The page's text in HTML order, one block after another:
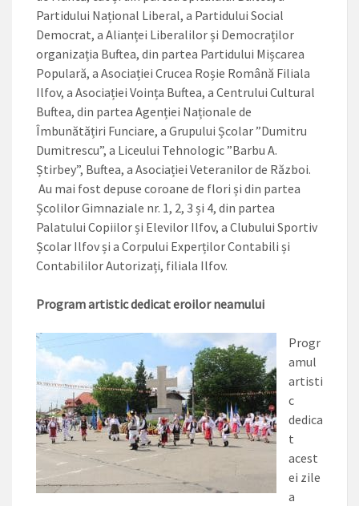
Partidului Național Liberal, a Partidului Social
Democrat, a Alianței Liberalilor și Democraților
organizația Buftea, din partea Partidului Mișcarea
Populară, a Asociației Crucea Roșie Română Filiala
Ilfov, a Asociației Voința Buftea, a Centrului Cultural
Buftea, din partea Agenției Naționale de
Îmbunătățiri Funciare, a Grupului Școlar ”Dumitru
Dumitrescu”, a Liceului Tehnologic ”Barbu A.
Știrbey”, Buftea, a Asociației Veteranilor de Război.
Au mai fost depuse coroane de flori și din partea
Școlilor Gimnaziale nr. 1, 2, 3 și 4, din partea
Palatului Copiilor și Elevilor Ilfov, a Clubului Sportiv
Școlar Ilfov și a Corpului Experților Contabili și
Contabililor Autorizați, filiala Ilfov.
Program artistic dedicat eroilor neamului
Progr
amul
artisti
c
dedica
t
acest
ei zile
a